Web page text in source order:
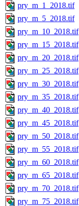
pry_m_1_2018.tif
pry_m_5_2018.tif
pry_m_10_2018.tif
pry_m_15_2018.tif
pry_m_20_2018.tif
pry_m_25_2018.tif
pry_m_30_2018.tif
pry_m_35_2018.tif
pry_m_40_2018.tif
pry_m_45_2018.tif
pry_m_50_2018.tif
pry_m_55_2018.tif
pry_m_60_2018.tif
pry_m_65_2018.tif
pry_m_70_2018.tif
pry_m_75_2018.tif